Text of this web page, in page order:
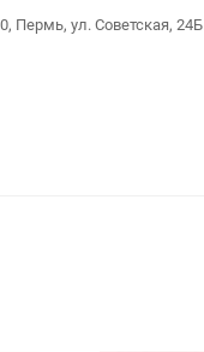
Пермь, ул. Советская, 24Б